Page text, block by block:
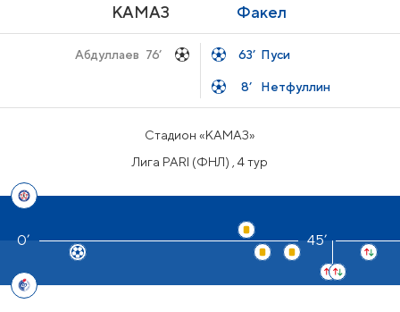
КАМАЗ Факел
76’
Абдуллаев 63’ Пуси
8’ Нетфуллин
Стадион «КАМАЗ»
Лига PARI (ФНЛ) , 4 тур
45’